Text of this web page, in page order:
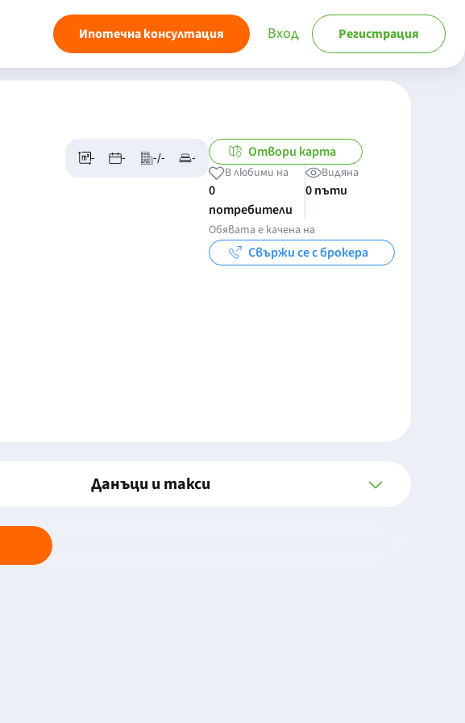
Ипотечна консултация Вход Регистрация
- - -/- - Отвори карта
В любими на
0
потребители
Видяна
0 пъти
Обявата е качена на
Свържи се с брокера
Данъци и такси